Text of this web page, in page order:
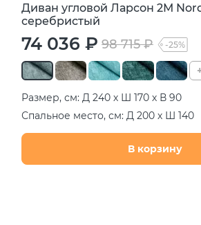
Диван угловой Ларсон 2М
серебристый
74 036 ₽ 98 715 ₽ -25%
Размер, см: Д 240 х Ш 170 х В 90
Спальное место, см: Д 200 х Ш 140
В корзину